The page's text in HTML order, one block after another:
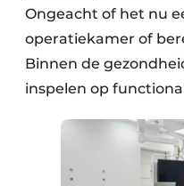
Ongeacht of het nu
operatiekamer of
Binnen de
inspelen op